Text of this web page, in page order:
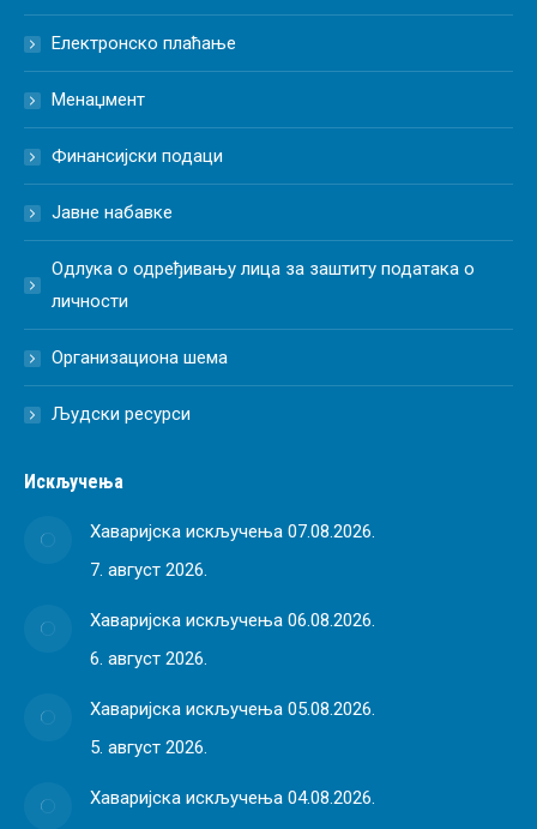
Електронско плаћање
Менаџмент
Финансијски подаци
Јавне набавке
Одлука о одређивању лица за заштиту података о
личности
Организациона шема
Људски ресурси
Искључења
Хаваријска искључења 07.08.2026.
7. август 2026.
Хаваријска искључења 06.08.2026.
6. август 2026.
Хаваријска искључења 05.08.2026.
5. август 2026.
Хаваријска искључења 04.08.2026.